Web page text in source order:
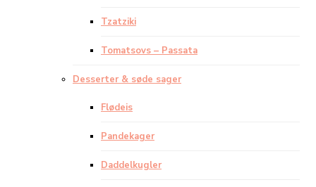
Tzatziki
Tomatsovs – Passata
Desserter & søde sager
Flødeis
Pandekager
Daddelkugler